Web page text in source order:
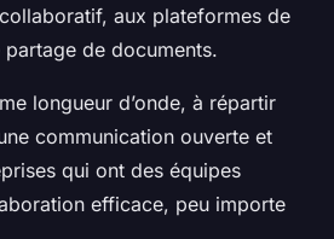
aux plateformes de
de documents.
longueur d’onde, à répartir
communication ouverte et
qui ont des équipes
efficace, peu importe